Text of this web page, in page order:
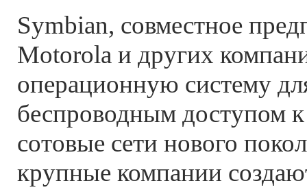
Symbian, совместное
Motorola и других
операционную систему
беспроводным доступом
сотовые сети нового
крупные компании